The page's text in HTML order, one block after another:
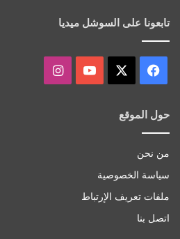
تابعونا على السوشل ميديا
فيسبوك ‫YouTubeانستقرام
حول الموقع
من نحن
سياسة الخصوصية
ملفات تعريف الإرتباط
اتصل بنا